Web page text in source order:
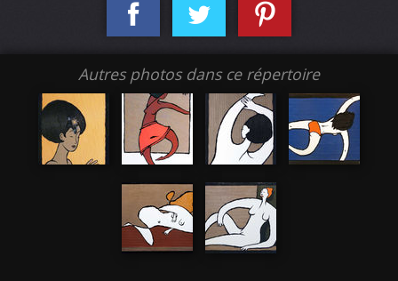
Autres photos dans ce répertoire